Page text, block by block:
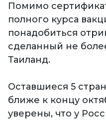
Помимо
полного курса
понадобиться
сделанный не
Таиланд.
Оставшиеся 5
ближе к концу
уверены, что у